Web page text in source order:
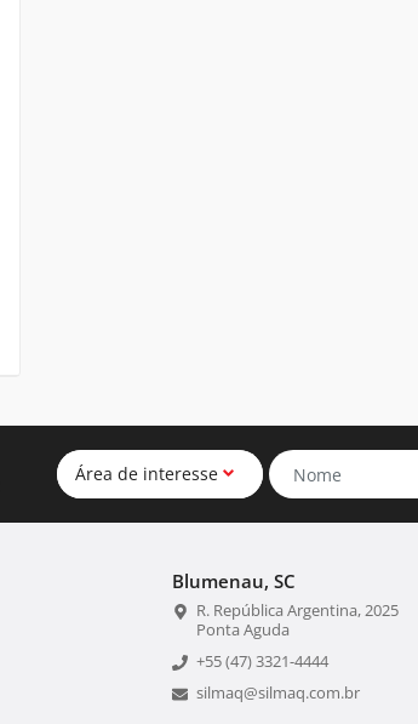
Área de interesse
Blumenau, SC
R. República Argentina, 2025
Ponta Aguda
+55 (47) 3321-4444
silmaq@silmaq.com.br